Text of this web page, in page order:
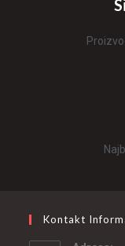
Kontakt